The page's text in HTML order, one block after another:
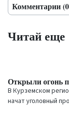
Комментарии
Читай еще
Открыли огонь
В Курземском
начат уголовный